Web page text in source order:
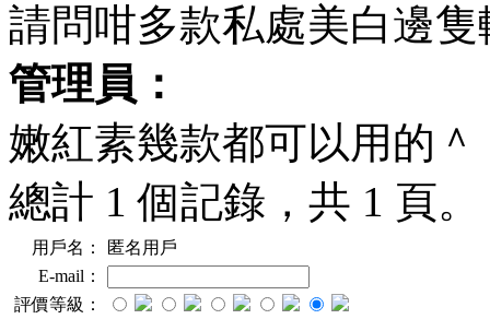
請問咁多款私處美白邊
管理員：
嫩紅素幾款都可以用的＾
總計 1 個記錄，共 1 頁。
用戶名：
匿名用戶
E-mail：
評價等級：